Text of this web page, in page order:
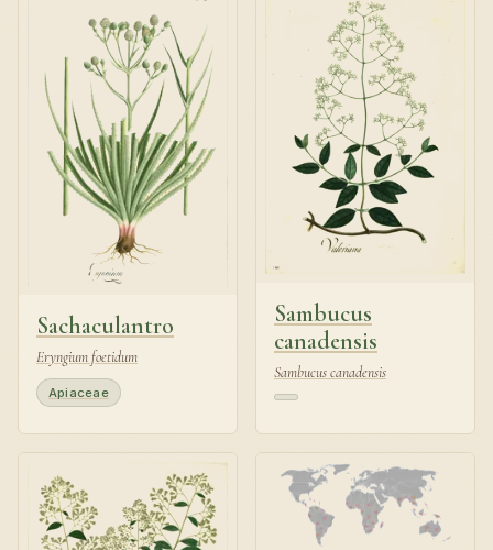
Sachaculantro
Eryngium foetidum
Apiaceae
Sambucus
canadensis
Sambucus canadensis